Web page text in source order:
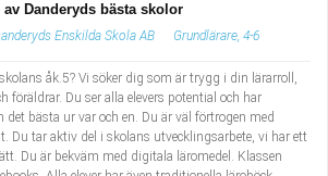
Danderyds bästa skolor
Enskilda Skola AB Grundlärare, 4-6
åk.5? Vi söker dig som är trygg i din lärarroll,
föräldrar. Du ser alla elevers potential och har
bästa ur var och en. Du är väl förtrogen med
Du tar aktiv del i skolans utvecklingsarbete, vi har ett
Du är bekväm med digitala läromedel. Klassen